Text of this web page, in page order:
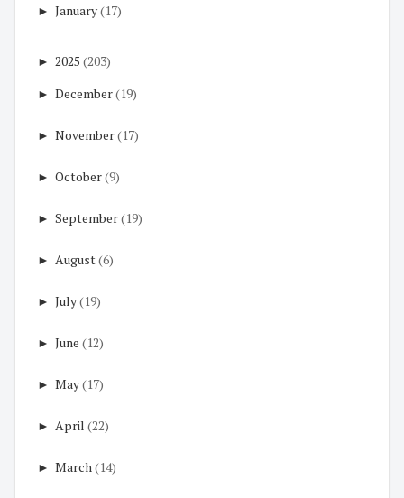
► January(17)
► 2025 (203)
► December(19)
► November(17)
► October(9)
► September(19)
► August(6)
► July(19)
► June (12)
► May(17)
► April (22)
► March (14)